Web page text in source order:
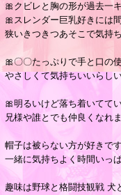
🎀クビレと胸の形が過去一
🎀スレンダー巨乳好きには
狭いきつきつあそこで気持
🎀〇〇たっぷりで手と口の
やさしくて気持ちいいらし
🎀明るいけど落ち着いてて
兄様や誰とでも仲良くなれ
帽子は被らない方が好きで
一緒に気持ちよく時間いっ
趣味は野球と格闘技観戦 犬